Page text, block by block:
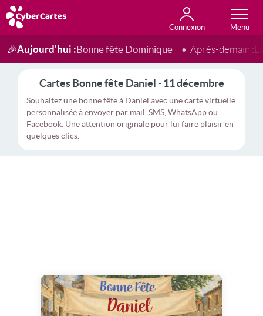
Connexion
Anniversaire
Fête du jour
Amour
Amitié
Merci
Toutes les cartes
🎉Aujourd'hui :Bonne fête Dominique Après-demain :
Cartes Bonne fête Daniel - 11 décembre
Souhaitez une bonne fête à Daniel avec une carte virtuelle
personnalisée à envoyer par mail, SMS, WhatsApp ou
Facebook. Une attention originale pour lui faire plaisir en
quelques clics.